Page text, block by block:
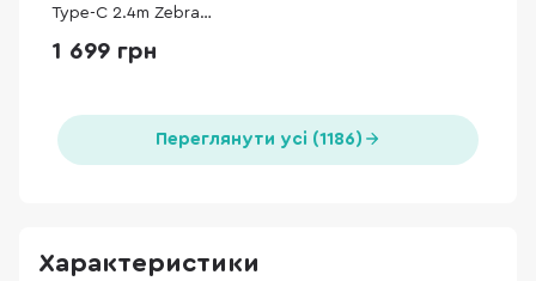
Type-C 2.4m Zebra
1 699 грн
Переглянути усі (1186)
Характеристики